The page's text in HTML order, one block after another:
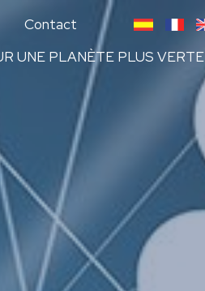
Contact
UNE PLANÈTE PLUS VERTE